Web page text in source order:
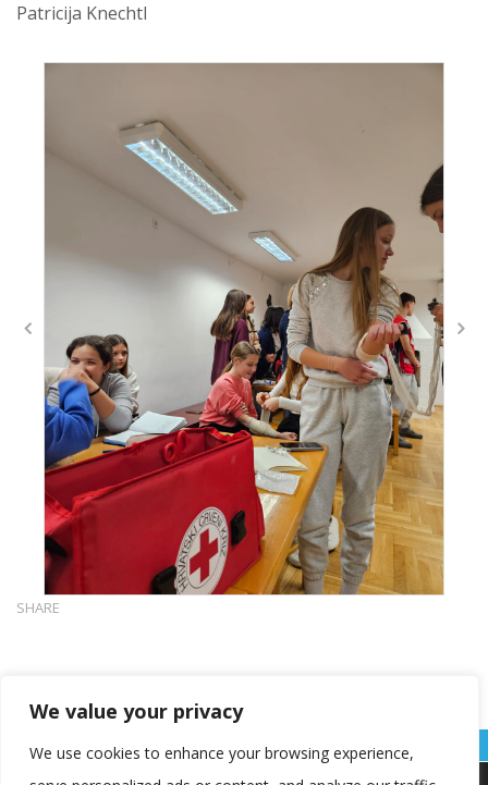
We value your privacy
We use cookies to enhance your browsing experience,
Patricija Knechtl
SHARE